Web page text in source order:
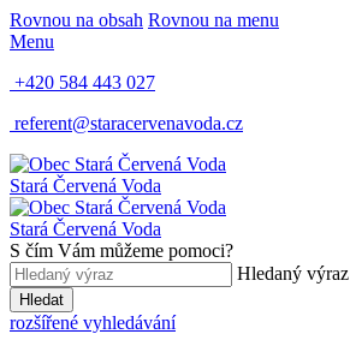
Rovnou na obsah Rovnou na menu
Menu
+420 584 443 027
referent@staracervenavoda.cz
Stará Červená Voda
Stará Červená Voda
S čím Vám můžeme pomoci?
Hledaný výraz
Hledat
rozšířené vyhledávání